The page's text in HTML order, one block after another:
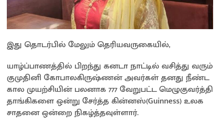
இது தொடர்பில் மேலும் தெரியவருகையில்,
யாழ்ப்பாணத்தில் பிறந்து கனடா நாட்டில் வசித்து வரும்
குமுதினி கோபாலகிருஷ்ணன் அவர்கள் தனது நீண்ட
கால முயற்சியின் பலனாக 777 வேறுபட்ட மெழுகுவர்த்தி
தாங்கிகளை ஒன்று சேர்த்த கின்னஸ்(Guinness) உலக
சாதனை ஒன்றை நிகழ்த்தவுள்ளார்.